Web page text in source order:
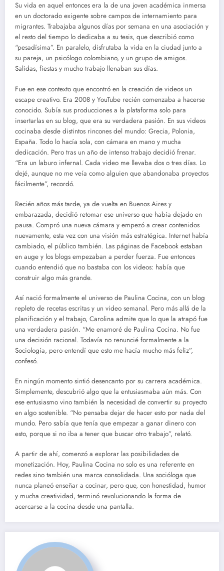
Su vida en aquel entonces era la de una joven académica inmersa
en un doctorado exigente sobre campos de internamiento para
migrantes. Trabajaba algunos días por semana en una asociación y
el resto del tiempo lo dedicaba a su tesis, que describió como
“pesadísima”. En paralelo, disfrutaba la vida en la ciudad junto a
su pareja, un psicólogo colombiano, y un grupo de amigos.
Salidas, fiestas y mucho trabajo llenaban sus días.
Fue en ese contexto que encontró en la creación de videos un
escape creativo. Era 2008 y YouTube recién comenzaba a hacerse
conocido. Subía sus producciones a la plataforma solo para
insertarlas en su blog, que era su verdadera pasión. En sus videos
cocinaba desde distintos rincones del mundo: Grecia, Polonia,
España. Todo lo hacía sola, con cámara en mano y mucha
dedicación. Pero tras un año de intenso trabajo decidió frenar.
“Era un laburo infernal. Cada video me llevaba dos o tres días. Lo
dejé, aunque no me veía como alguien que abandonaba proyectos
fácilmente”, recordó.
Recién años más tarde, ya de vuelta en Buenos Aires y
embarazada, decidió retomar ese universo que había dejado en
pausa. Compró una nueva cámara y empezó a crear contenidos
nuevamente, esta vez con una visión más estratégica. Internet había
cambiado, el público también. Las páginas de Facebook estaban
en auge y los blogs empezaban a perder fuerza. Fue entonces
cuando entendió que no bastaba con los videos: había que
construir algo más grande.
Así nació formalmente el universo de Paulina Cocina, con un blog
repleto de recetas escritas y un video semanal. Pero más allá de la
planificación y el trabajo, Carolina admite que lo que la atrapó fue
una verdadera pasión. “Me enamoré de Paulina Cocina. No fue
una decisión racional. Todavía no renuncié formalmente a la
Sociología, pero entendí que esto me hacía mucho más feliz”,
confesó.
En ningún momento sintió desencanto por su carrera académica.
Simplemente, descubrió algo que la entusiasmaba aún más. Con
ese entusiasmo vino también la necesidad de convertir su proyecto
en algo sostenible. “No pensaba dejar de hacer esto por nada del
mundo. Pero sabía que tenía que empezar a ganar dinero con
esto, porque si no iba a tener que buscar otro trabajo”, relató.
A partir de ahí, comenzó a explorar las posibilidades de
monetización. Hoy, Paulina Cocina no solo es una referente en
redes sino también una marca consolidada. Una socióloga que
nunca planeó enseñar a cocinar, pero que, con honestidad, humor
y mucha creatividad, terminó revolucionando la forma de
acercarse a la cocina desde una pantalla.